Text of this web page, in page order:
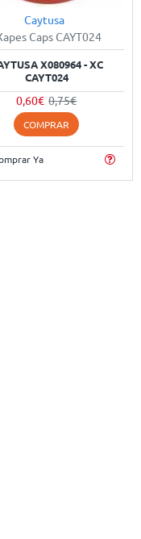
Caytusa
Caps CAYT024
X080964 - XC
CAYT024
0,60€ 0,75€
COMPRAR
Ya